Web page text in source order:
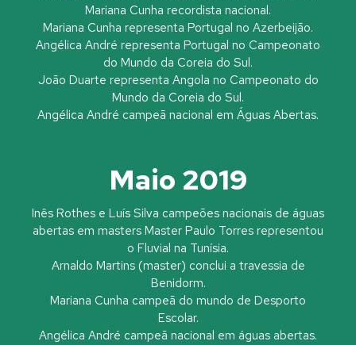
Mariana Cunha recordista nacional.
Mariana Cunha representa Portugal no Azerbeijão.
Angélica André representa Portugal no Campeonato
do Mundo da Coreia do Sul.
João Duarte representa Angola no Campeonato do
Mundo da Coreia do Sul.
Angélica André campeã nacional em Águas Abertas.
Maio 2019
Inês Rothes e Luís Silva campeões nacionais de águas
abertas em masters Master Paulo Torres representou
o Fluvial na Tunísia.
Arnaldo Martins (master) conclui a travessia de
Benidorm.
Mariana Cunha campeã do mundo de Desporto
Escolar.
Angélica André campeã nacional em águas abertas.